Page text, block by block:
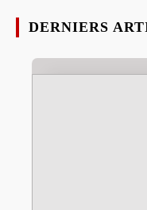
DERNIERS